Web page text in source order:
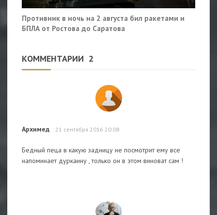
Противник в ночь на 2 августа бил ракетами и
БПЛА от Ростова до Саратова
КОММЕНТАРИИ 2
Архимед 21 сентября 2016 20:08
Бедный пеца в какую задницу не посмотрит ему все
напоминает дуркаину , только он в этом виноват сам !